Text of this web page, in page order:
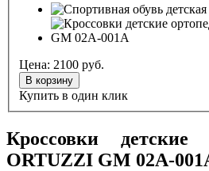
Цена: 2100 руб.
В корзину
Купить в один клик
Кроссовки детские
ORTUZZI GM 02A-